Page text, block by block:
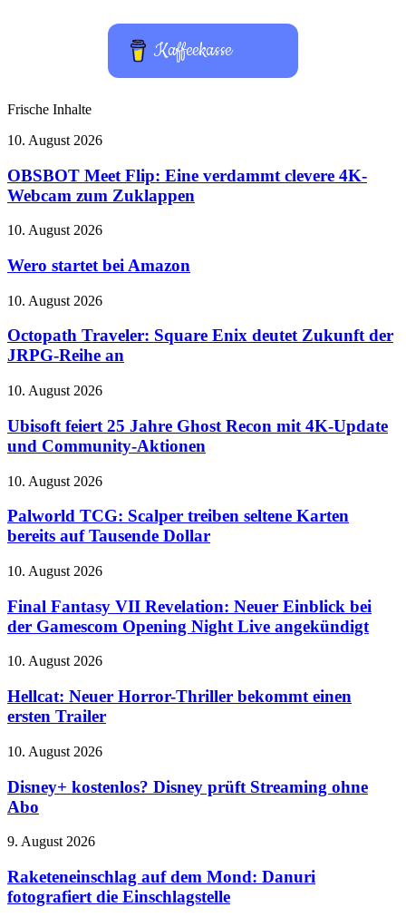
Kaffeekasse
Frische Inhalte
OBSBOT
Flip:
Eine
verdammt
4K-
zum
10. August 2026
OBSBOT Meet Flip: Eine verdammt clevere 4K-
Webcam zum Zuklappen
Wero
bei
Amazon
10. August 2026
Wero startet bei Amazon
Octopath
Square
Enix
deutet
der
Reihe
an
10. August 2026
Octopath Traveler: Square Enix deutet Zukunft der
JRPG-Reihe an
Ubisoft
25
Jahre
Ghost
mit
Update
und
Aktionen
10. August 2026
Ubisoft feiert 25 Jahre Ghost Recon mit 4K-Update
und Community-Aktionen
Palworld
Scalper
treiben
seltene
bereits
Tausende
Dollar
10. August 2026
Palworld TCG: Scalper treiben seltene Karten
bereits auf Tausende Dollar
Final
VII
Revelation:
Neuer
bei
Gamescom
Opening
Live
10. August 2026
Final Fantasy VII Revelation: Neuer Einblick bei
der Gamescom Opening Night Live angekündigt
Hellcat:
Horror-
Thriller
bekommt
ersten
10. August 2026
Hellcat: Neuer Horror-Thriller bekommt einen
ersten Trailer
Disney+
Disney
prüft
Streaming
Abo
10. August 2026
Disney+ kostenlos? Disney prüft Streaming ohne
Abo
Raketeneinschlag
dem
Mond:
Danuri
9. August 2026
Raketeneinschlag auf dem Mond: Danuri
fotografiert die Einschlagstelle